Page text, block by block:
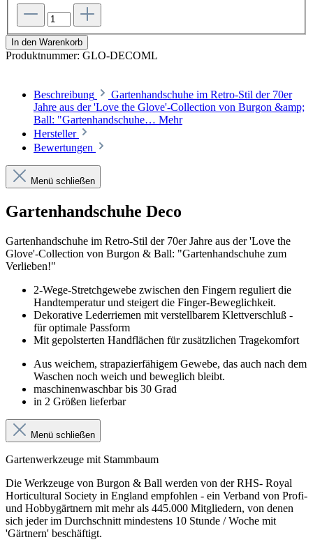
In den Warenkorb
Produktnummer: GLO-DECOML
Beschreibung
Gartenhandschuhe im Retro-Stil der 70er
Jahre aus der 'Love the Glove'-Collection von Burgon &amp;
Ball: "Gartenhandschuhe… Mehr
Hersteller
Bewertungen
Menü schließen
Gartenhandschuhe Deco
Gartenhandschuhe im Retro-Stil der 70er Jahre aus der 'Love the
Glove'-Collection von Burgon & Ball: "Gartenhandschuhe zum
Verlieben!"
2-Wege-Stretchgewebe zwischen den Fingern reguliert die
Handtemperatur und steigert die Finger-Beweglichkeit.
Dekorative Lederriemen mit verstellbarem Klettverschluß -
für optimale Passform
Mit gepolsterten Handflächen für zusätzlichen Tragekomfort
Aus weichem, strapazierfähigem Gewebe, das auch nach dem
Waschen noch weich und beweglich bleibt.
maschinenwaschbar bis 30 Grad
in 2 Größen lieferbar
Menü schließen
Gartenwerkzeuge mit Stammbaum
Die Werkzeuge von Burgon & Ball werden von der RHS- Royal
Horticultural Society in England empfohlen - ein Verband von Profi-
und Hobbygärtnern mit mehr als 445.000 Mitgliedern, von denen
sich jeder im Durchschnitt mindestens 10 Stunde / Woche mit
'Gärtnern' beschäftigt.